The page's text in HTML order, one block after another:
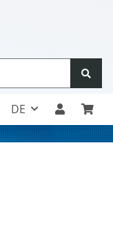
DE